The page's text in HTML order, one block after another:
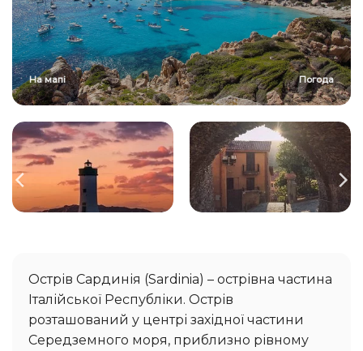
На мапі Погода
Острів Сардинія (Sardinia) – острівна частина
Італійської Республіки. Острів
розташований у центрі західної частини
Середземного моря, приблизно рівному